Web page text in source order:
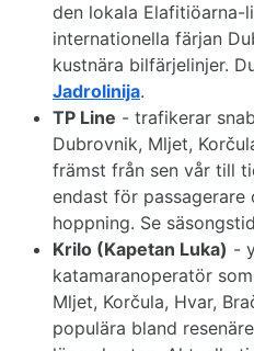
den lokala Elafitiöarna-
internationella färjan
kustnära bilfärjelinjer.
Jadrolinija.
TP Line - trafikerar
Dubrovnik, Mljet,
främst från sen vår till
endast för
hoppning. Se
Krilo (Kapetan Luka) -
katamaranoperatör
Mljet, Korčula, Hvar,
populära bland